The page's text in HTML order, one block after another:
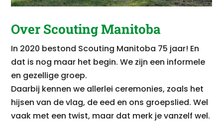
Over Scouting Manitoba
In 2020 bestond Scouting Manitoba 75 jaar! En
dat is nog maar het begin.We zijn een informele
en gezellige groep.
Daarbij kennen we allerlei ceremonies, zoals het
hijsen van de vlag, de eed en ons groepslied.Wel
vaak met een twist, maar dat merk je vanzelf wel.